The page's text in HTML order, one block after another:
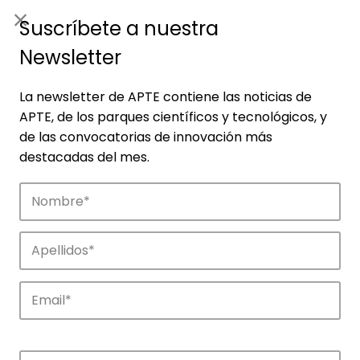
Empresas
Descubre las empresas que impulsan la
innovación en los parques de APTE.
Suscríbete a nuestra
Newsletter
La newsletter de APTE contiene las noticias de
APTE, de los parques científicos y tecnológicos, y
de las convocatorias de innovación más
destacadas del mes.